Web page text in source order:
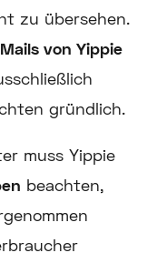
zu übersehen.
Mails von Yippie
gründlich.
muss Yippie
beachten,